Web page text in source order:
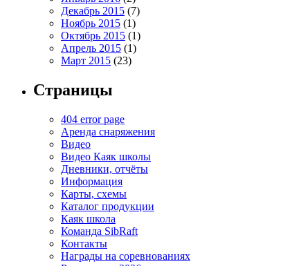
Декабрь 2015 (7)
Ноябрь 2015 (1)
Октябрь 2015 (1)
Апрель 2015 (1)
Март 2015 (23)
Страницы
404 error page
Аренда снаряжения
Видео
Видео Каяк школы
Дневники, отчёты
Информация
Карты, схемы
Каталог продукции
Каяк школа
Команда SibRaft
Контакты
Награды на соревнованиях